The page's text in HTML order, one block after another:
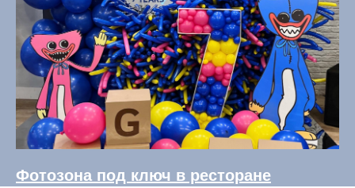
Фотозона под ключ в ресторане